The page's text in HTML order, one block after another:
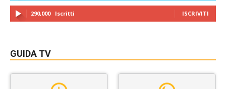
290,000 Iscritti ISCRIVITI
GUIDA TV